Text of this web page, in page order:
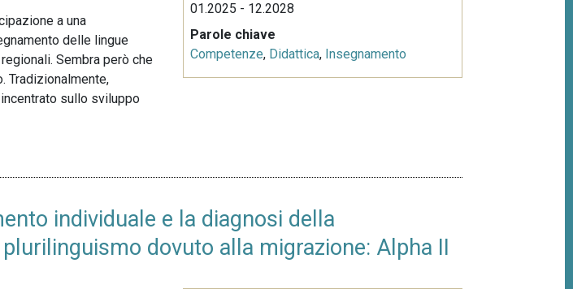
a una
delle lingue
Sembra però che
Tradizionalmente,
sullo sviluppo
01.2025 - 12.2028
Parole chiave
Competenze, Didattica, Insegnamento
individuale e la diagnosi della
dovuto alla migrazione: Alpha II